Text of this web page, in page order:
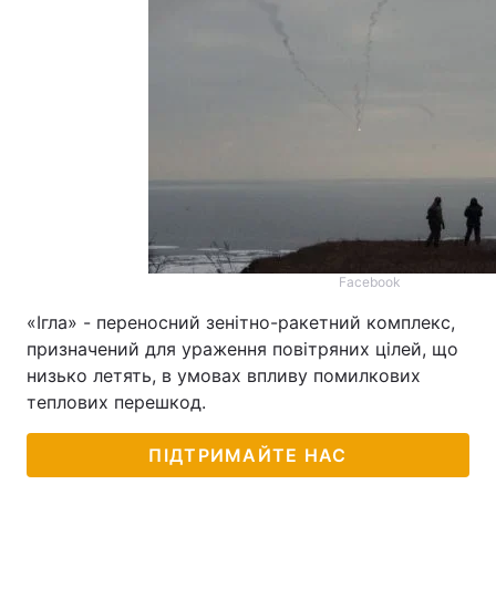
Facebook
«Ігла» - переносний зенітно-ракетний комплекс,
призначений для ураження повітряних цілей, що
низько летять, в умовах впливу помилкових
теплових перешкод.
ПІДТРИМАЙТЕ НАС